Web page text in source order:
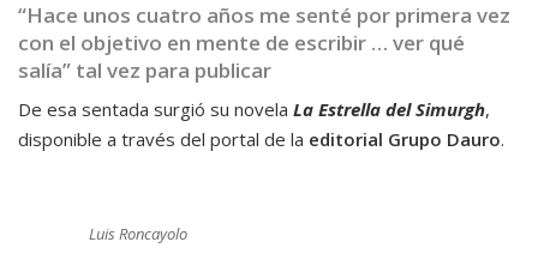
“Hace unos cuatro años me senté por primera vez
con el objetivo en mente de escribir … ver qué
salía” tal vez para publicar
De esa sentada surgió su novela La Estrella del Simurgh,
disponible a través del portal de la editorial Grupo Dauro.
Luis Roncayolo